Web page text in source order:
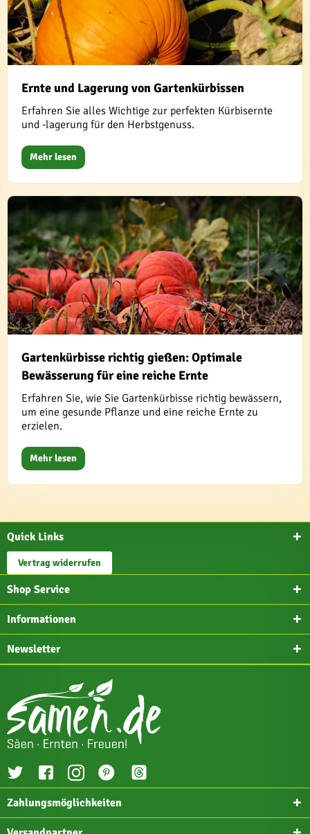
Ernte und Lagerung von Gartenkürbissen
Erfahren Sie alles Wichtige zur perfekten Kürbisernte
und -lagerung für den Herbstgenuss.
Mehr lesen
Gartenkürbisse richtig gießen: Optimale
Bewässerung für eine reiche Ernte
Erfahren Sie, wie Sie Gartenkürbisse richtig bewässern,
um eine gesunde Pflanze und eine reiche Ernte zu
erzielen.
Mehr lesen
Quick Links
Vertrag widerrufen
Shop Service
Informationen
Newsletter
Zahlungsmöglichkeiten